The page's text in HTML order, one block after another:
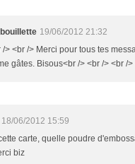
19/06/2012 21:32
/> <br /> Merci pour tous tes
gâtes. Bisous<br /> <br /> <br />
18/06/2012 15:59
carte, quelle poudre
biz